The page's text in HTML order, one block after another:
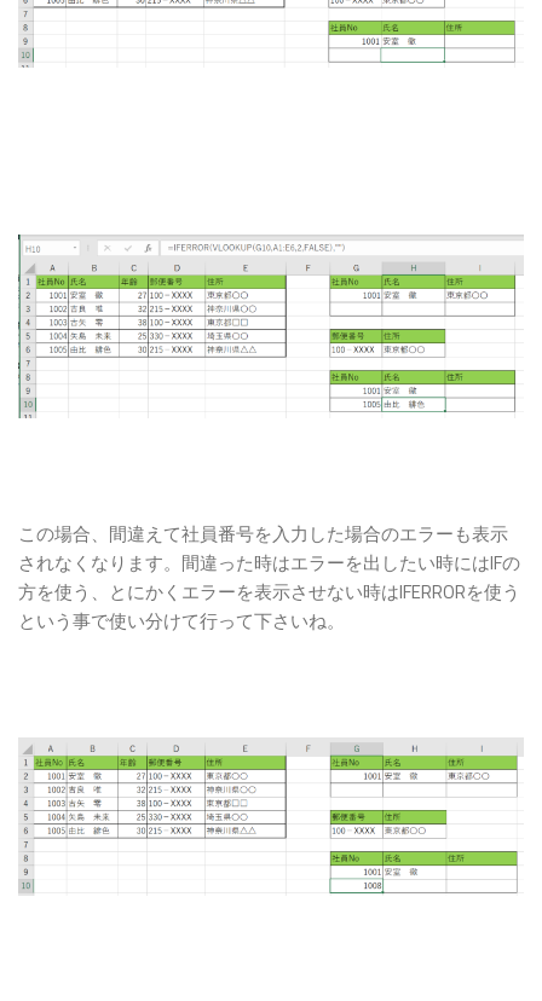
この場合、間違えて社員番号を入力した場合のエラーも表示
されなくなります。間違った時はエラーを出したい時にはIFの
方を使う、とにかくエラーを表示させない時はIFERRORを使う
という事で使い分けて行って下さいね。